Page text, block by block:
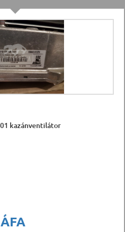
01 kazánventilátor